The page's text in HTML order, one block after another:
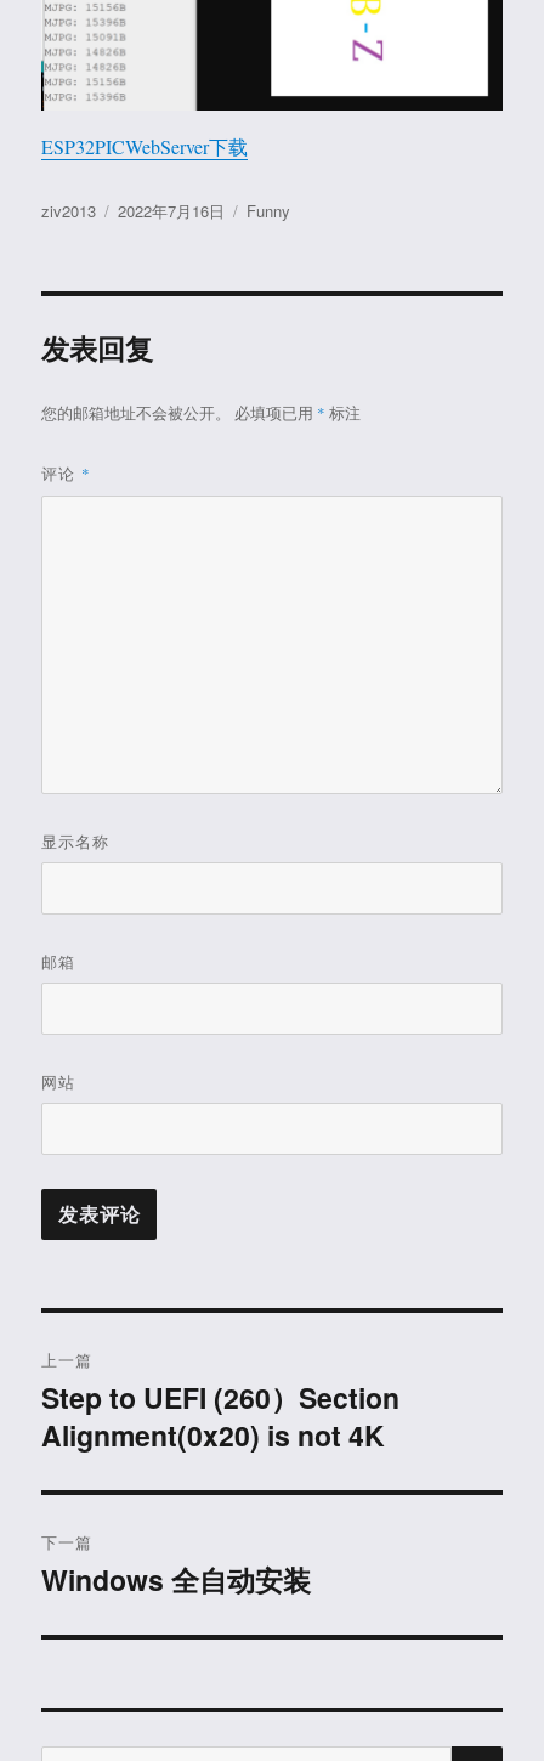
ESP32PICWebServer下载
作
ziv2013
发
2022年7月16日
分
Funny
发表回复
您的邮箱地址不会被公开。 必填项已用 * 标注
评论 *
显示名称
邮箱
网站
章
导
航
上一篇
上
篇
章：
Step to UEFI (260）Section
Alignment(0x20) is not 4K
下一篇
下
文
Windows 全自动安装
搜